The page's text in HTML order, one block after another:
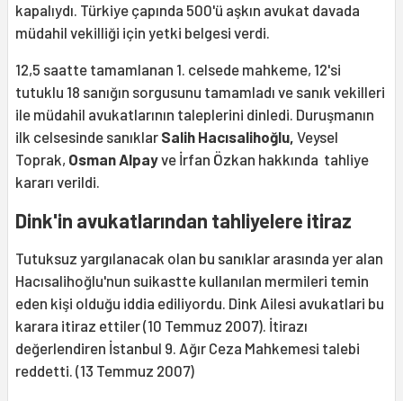
kapalıydı. Türkiye çapında 500'ü aşkın avukat davada
müdahil vekilliği için yetki belgesi verdi.
12,5 saatte tamamlanan 1. celsede mahkeme, 12'si
tutuklu 18 sanığın sorgusunu tamamladı ve sanık vekilleri
ile müdahil avukatlarının taleplerini dinledi. Duruşmanın
ilk celsesinde sanıklar Salih Hacısalihoğlu, Veysel
Toprak, Osman Alpayve İrfan Özkan hakkında tahliye
kararı verildi.
Dink'in avukatlarından tahliyelere itiraz
Tutuksuz yargılanacak olan bu sanıklar arasında yer alan
Hacısalihoğlu'nun suikastte kullanılan mermileri temin
eden kişi olduğu iddia ediliyordu. Dink Ailesi avukatlari bu
karara itiraz ettiler (10 Temmuz 2007). İtirazı
değerlendiren İstanbul 9. Ağır Ceza Mahkemesi talebi
reddetti. (13 Temmuz 2007)